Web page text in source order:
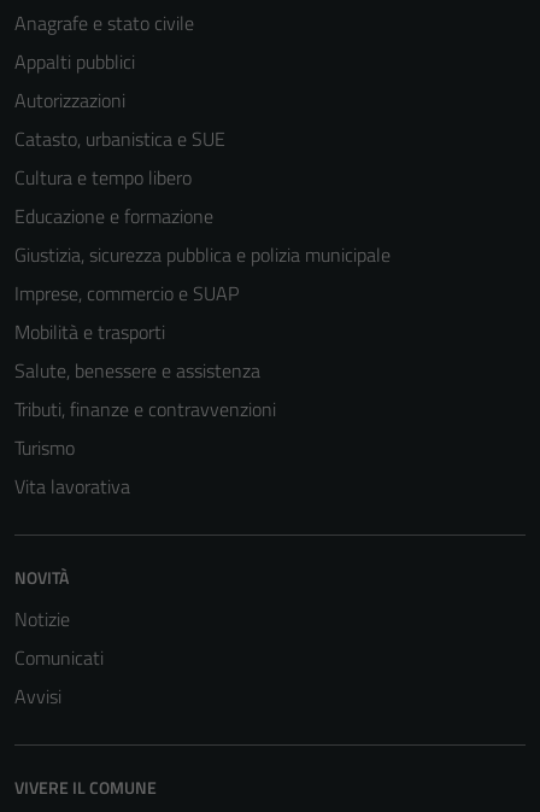
Anagrafe e stato civile
Appalti pubblici
Autorizzazioni
Catasto, urbanistica e SUE
Cultura e tempo libero
Educazione e formazione
Giustizia, sicurezza pubblica e polizia municipale
Imprese, commercio e SUAP
Mobilità e trasporti
Salute, benessere e assistenza
Tributi, finanze e contravvenzioni
Turismo
Vita lavorativa
NOVITÀ
Notizie
Comunicati
Avvisi
VIVERE IL COMUNE
sono necessari